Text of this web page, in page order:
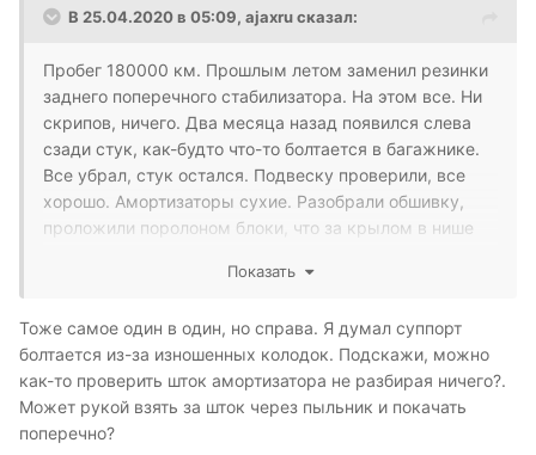
В 25.04.2020 в 05:09, ajaxruсказал:
Пробег 180000 км. Прошлым летом заменил резинки
заднего поперечного стабилизатора. На этом все. Ни
скрипов, ничего. Два месяца назад появился слева
сзади стук, как-будто что-то болтается в багажнике.
Все убрал, стук остался. Подвеску проверили, все
хорошо. Амортизаторы сухие. Разобрали обшивку,
проложили поролоном блоки, что за крылом в нише
это оказался он. Шток "гулял" немного в поперечном
адекватно. Замена на оригинал 6000 р/шт
Показать
Тоже самое один в один, но справа. Я думал суппорт
болтается из-за изношенных колодок. Подскажи, можно
как-то проверить шток амортизатора не разбирая ничего?.
Может рукой взять за шток через пыльник и покачать
поперечно?